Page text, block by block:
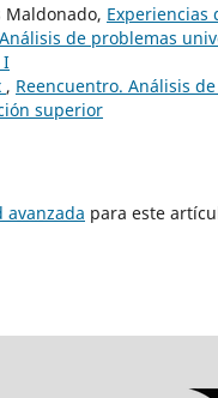
Maldonado,
de problemas
I
, Reencuentro. Análisis
superior
para este